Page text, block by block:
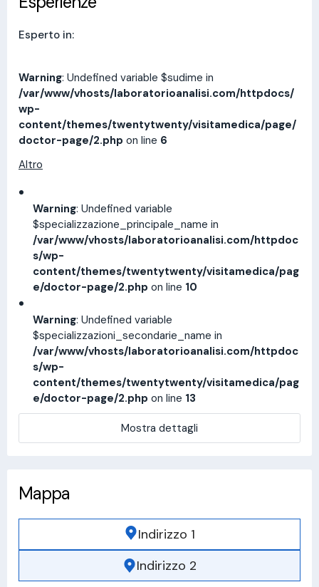
Esperto in:
Warning: Undefined variable $sudime in
/var/www/vhosts/laboratorioanalisi.com/httpdocs/
wp-
content/themes/twentytwenty/visitamedica/page/
doctor-page/2.php on line 6
Altro
Warning: Undefined variable
$specializzazione_principale_name in
/var/www/vhosts/laboratorioanalisi.com/httpdoc
s/wp-
content/themes/twentytwenty/visitamedica/pag
e/doctor-page/2.php on line 10
Warning: Undefined variable
$specializzazioni_secondarie_name in
/var/www/vhosts/laboratorioanalisi.com/httpdoc
s/wp-
content/themes/twentytwenty/visitamedica/pag
e/doctor-page/2.php on line 13
Mostra dettagli
Mappa
Indirizzo 1
Indirizzo 2